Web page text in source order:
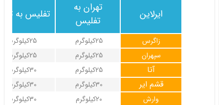
تفلیس به
تهران به
تفلیس
ایرلاین
25کیلوگرم 25کیلوگرم
زاگرس
25کیلوگرم
25کیلوگرم
سپهران
30کیلوگرم
25کیلوگرم آتا
30کیلوگرم 30کیلوگرم قشم ایر
30کیلوگرم 20کیلوگرم
وارش